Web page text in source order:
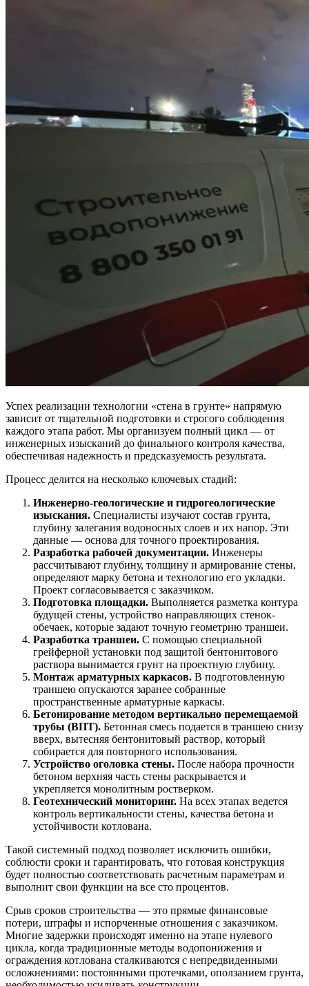
Успех реализации технологии «стена в грунте» напрямую
зависит от тщательной подготовки и строгого соблюдения
каждого этапа работ. Мы организуем полный цикл — от
инженерных изысканий до финального контроля качества,
обеспечивая надежность и предсказуемость результата.
Процесс делится на несколько ключевых стадий:
Инженерно-геологические и гидрогеологические
изыскания. Специалисты изучают состав грунта,
глубину залегания водоносных слоев и их напор. Эти
данные — основа для точного проектирования.
Разработка рабочей документации. Инженеры
рассчитывают глубину, толщину и армирование стены,
определяют марку бетона и технологию его укладки.
Проект согласовывается с заказчиком.
Подготовка площадки. Выполняется разметка контура
будущей стены, устройство направляющих стенок-
обечаек, которые задают точную геометрию траншеи.
Разработка траншеи. С помощью специальной
грейферной установки под защитой бентонитового
раствора вынимается грунт на проектную глубину.
Монтаж арматурных каркасов. В подготовленную
траншею опускаются заранее собранные
пространственные арматурные каркасы.
Бетонирование методом вертикально перемещаемой
трубы (ВПТ). Бетонная смесь подается в траншею снизу
вверх, вытесняя бентонитовый раствор, который
собирается для повторного использования.
Устройство оголовка стены. После набора прочности
бетоном верхняя часть стены раскрывается и
укрепляется монолитным ростверком.
Геотехнический мониторинг. На всех этапах ведется
контроль вертикальности стены, качества бетона и
устойчивости котлована.
Такой системный подход позволяет исключить ошибки,
соблюсти сроки и гарантировать, что готовая конструкция
будет полностью соответствовать расчетным параметрам и
выполнит свои функции на все сто процентов.
Срыв сроков строительства — это прямые финансовые
потери, штрафы и испорченные отношения с заказчиком.
Многие задержки происходят именно на этапе нулевого
цикла, когда традиционные методы водопонижения и
ограждения котлована сталкиваются с непредвиденными
осложнениями: постоянными протечками, оползанием грунта,